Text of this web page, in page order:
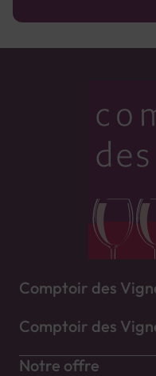
Comptoir des
Comptoir des
Notre offre